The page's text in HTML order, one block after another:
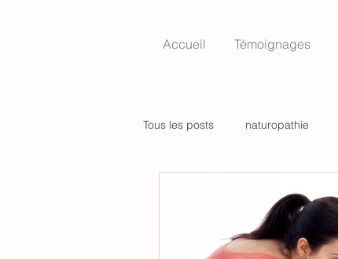
Accueil Témoignages
Tous les posts naturopathie